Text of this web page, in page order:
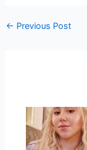
← Previous Post